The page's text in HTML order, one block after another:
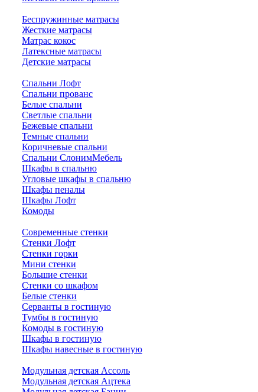
Беспружинные матрасы
Жесткие матрасы
Матрас кокос
Латексные матрасы
Детские матрасы
Спальни Лофт
Спальни прованс
Белые спальни
Светлые спальни
Бежевые спальни
Темные спальни
Коричневые спальни
Спальни СлонимМебель
Шкафы в спальню
Угловые шкафы в спальню
Шкафы пеналы
Шкафы Лофт
Комоды
Современные стенки
Стенки Лофт
Стенки горки
Мини стенки
Большие стенки
Стенки со шкафом
Белые стенки
Серванты в гостиную
Тумбы в гостиную
Комоды в гостиную
Шкафы в гостиную
Шкафы навесные в гостиную
Модульная детская Ассоль
Модульная детская Ацтека